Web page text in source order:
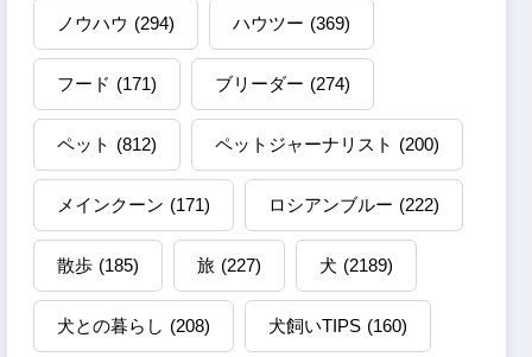
ノウハウ (294) ハウツー (369)
フード (171) ブリーダー (274)
ペット (812) ペットジャーナリスト (200)
メインクーン (171) ロシアンブルー (222)
散歩 (185) 旅 (227) 犬 (2189)
犬との暮らし (208) 犬飼いTIPS (160)